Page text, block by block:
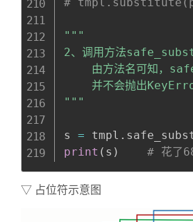
"""
2、调用方法
由方法名可知，
并不会抛出
"""
s = tmpl .
print ( s ) # 花了
▽ 占位符示意图